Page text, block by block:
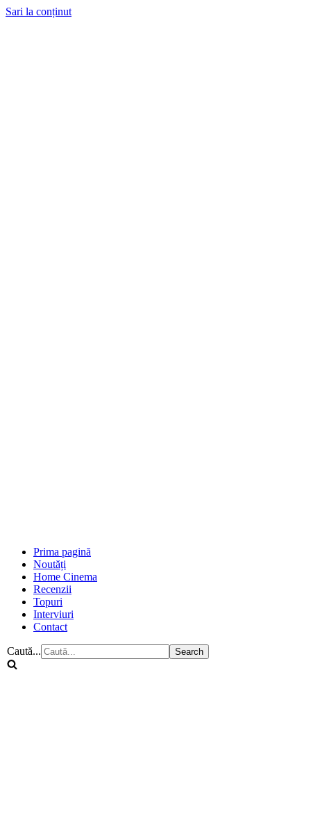
Sari la conținut
Prima pagină
Noutăți
Home Cinema
Recenzii
Topuri
Interviuri
Contact
Caută...